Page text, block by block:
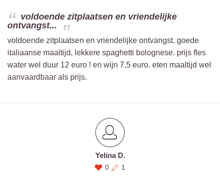
voldoende zitplaatsen en vriendelijke
ontvangst...
voldoende zitplaatsen en vriendelijke ontvangst. goede
italiaanse maaltijd, lekkere spaghetti bolognese. prijs fles
water wel duur 12 euro ! en wijn 7,5 euro. eten maaltijd wel
aanvaardbaar als prijs.
Yelina D.
0 1